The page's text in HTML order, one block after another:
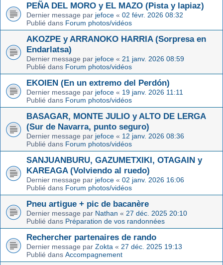
PEÑA DEL MORO y EL MAZO (Pista y lapiaz)
Dernier message par jefoce « 02 févr. 2026 08:32
Publié dans Forum photos/vidéos
AKOZPE y ARRANOKO HARRIA (Sorpresa en
Endarlatsa)
Dernier message par jefoce « 21 janv. 2026 08:59
Publié dans Forum photos/vidéos
EKOIEN (En un extremo del Perdón)
Dernier message par jefoce « 19 janv. 2026 11:11
Publié dans Forum photos/vidéos
BASAGAR, MONTE JULIO y ALTO DE LERGA
(Sur de Navarra, punto seguro)
Dernier message par jefoce « 12 janv. 2026 08:36
Publié dans Forum photos/vidéos
SANJUANBURU, GAZUMETXIKI, OTAGAIN y
KAREAGA (Volviendo al ruedo)
Dernier message par jefoce « 02 janv. 2026 16:06
Publié dans Forum photos/vidéos
Pneu artigue + pic de bacanère
Dernier message par Nathan « 27 déc. 2025 20:10
Publié dans Préparation de vos randonnées
Rechercher partenaires de rando
Dernier message par Zokta « 27 déc. 2025 19:13
Publié dans Accompagnement